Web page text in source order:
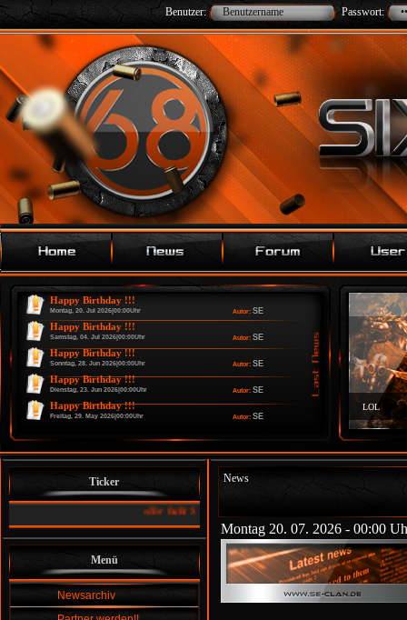
Benutzer: Passwort:
Happy Birthday !!!
Montag, 20. Jul 2026|00:00Uhr Autor: SE
Happy Birthday !!!
Samstag, 04. Jul 2026|00:00Uhr Autor: SE
Happy Birthday !!!
Sonntag, 28. Jun 2026|00:00Uhr Autor: SE
Happy Birthday !!!
Dienstag, 23. Jun 2026|00:00Uhr Autor: SE
Happy Birthday !!!
Freitag, 29. May 2026|00:00Uhr Autor: SE
LOL
Ticker
Ihr habt Spaß an einer Gemeinschaft und am Zocken ....:
Menü
Newsarchiv
News
Montag 20. 07. 2026 - 00:00